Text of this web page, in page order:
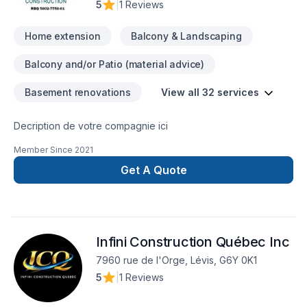
gratuite.
5
1 Reviews
Home extension Balcony & Landscaping
Balcony and/or Patio (material advice)
Basement renovations View all 32 services
Decription de votre compagnie ici
Member Since 2021
Get A Quote
Infini Construction Québec Inc
7960 rue de l'Orge, Lévis, G6Y 0K1
5
1 Reviews